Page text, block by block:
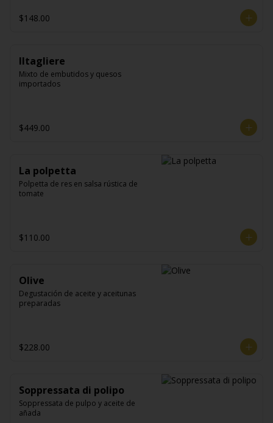
$148.00
Iltagliere
Mixto de embutidos y quesos
importados
$449.00
La polpetta
Polpetta de res en salsa rústica de
tomate
$110.00
Olive
Degustación de aceite y aceitunas
preparadas
$228.00
Soppressata di polipo
Soppressata de pulpo y aceite de
añada